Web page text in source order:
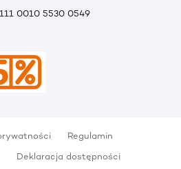
0010 5530 0549
Regulamin
Deklaracja dostępności